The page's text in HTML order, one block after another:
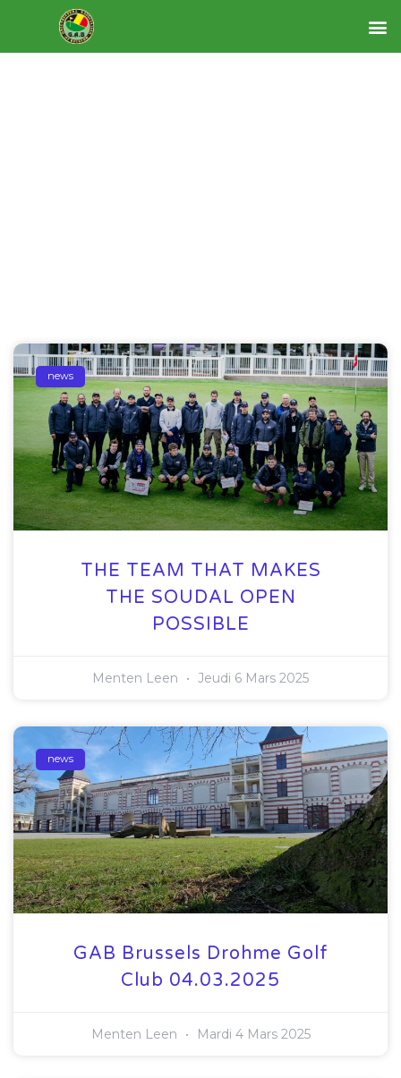
news
THE TEAM THAT MAKES
THE SOUDAL OPEN
POSSIBLE
Menten Leen Jeudi 6 Mars 2025
news
GAB Brussels Drohme Golf
Club 04.03.2025
Menten Leen Mardi 4 Mars 2025